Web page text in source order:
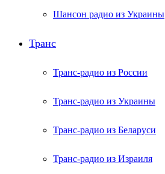
Шансон радио из Украины
Транс
Транс-радио из России
Транс-радио из Украины
Транс-радио из Беларуси
Транс-радио из Израиля